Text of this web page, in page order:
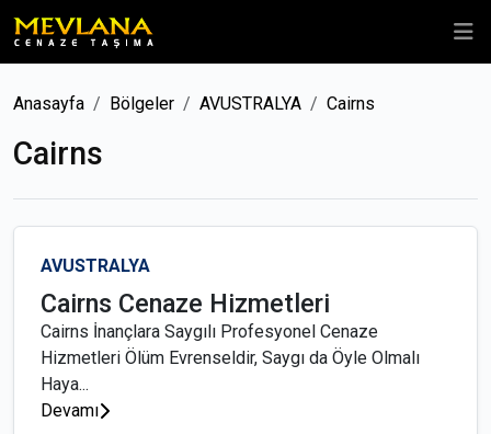
Anasayfa Bölgeler AVUSTRALYA Cairns
Cairns
AVUSTRALYA
Cairns Cenaze Hizmetleri
Cairns İnançlara Saygılı Profesyonel Cenaze
Hizmetleri Ölüm Evrenseldir, Saygı da Öyle Olmalı
Haya...
Devamı